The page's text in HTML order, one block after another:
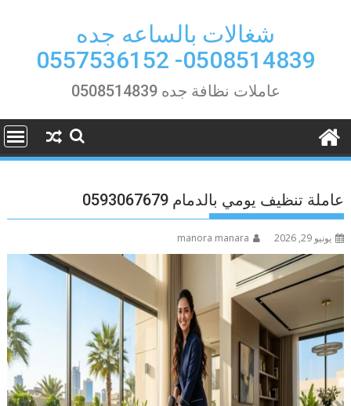
شغالات بالساعه جده
0508514839- 0557536152
عاملات نظافة جده 0508514839
عاملة تنظيف يومي بالدمام 0593067679
يونيو 29, 2026 manora manara